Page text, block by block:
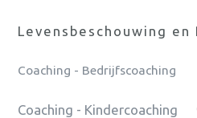
Levensbeschouwing en
Coaching - Bedrijfscoaching
Coaching - Kindercoaching